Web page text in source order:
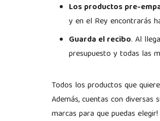
Los productos pre-
y en el Rey encontrarás
Guarda el recibo. Al
presupuesto y todas las
Todos los productos que
Además, cuentas con diversas
marcas para que puedas elegir!